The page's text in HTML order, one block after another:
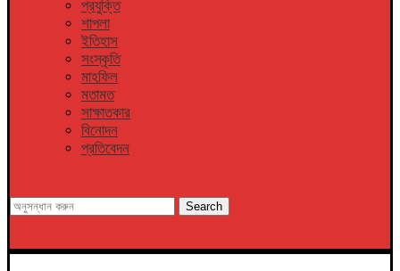
প্রযুক্তি
শাপলা
ইতিহাস
সংস্কৃতি
মাহফিল
মতামত
সাক্ষাতকার
বিনোদন
প্রতিবেদন
Search